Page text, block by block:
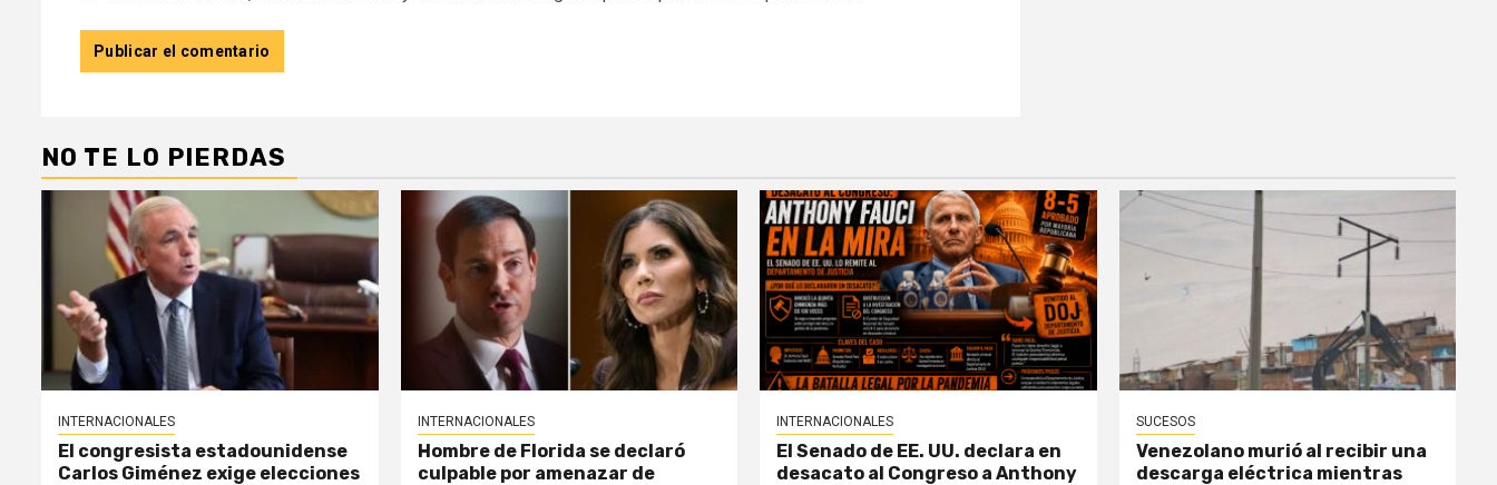
NO TE LO PIERDAS
INTERNACIONALES
El congresista estadounidense
Carlos Giménez exige elecciones
INTERNACIONALES
Hombre de Florida se declaró
culpable por amenazar de
INTERNACIONALES
El Senado de EE. UU. declara en
desacato al Congreso a Anthony
SUCESOS
Venezolano murió al recibir una
descarga eléctrica mientras